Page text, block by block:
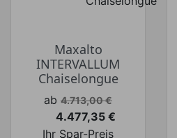
Maxalto
INTERVALLUM
Chaiselongue
Verkaufspreis
ab 4.713,00 €
Preis
4.477,35 €
Ihr Spar-Preis